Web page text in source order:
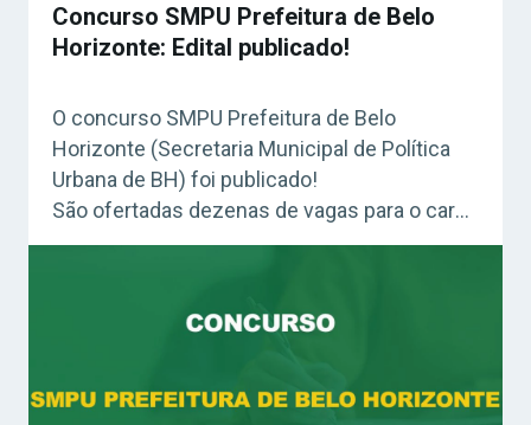
Concurso SMPU Prefeitura de Belo
Horizonte: Edital publicado!
O concurso SMPU Prefeitura de Belo
Horizonte (Secretaria Municipal de Política
Urbana de BH) foi publicado!
São ofertadas dezenas de vagas para o cargo
de Fiscal de Controle Urbanístico e